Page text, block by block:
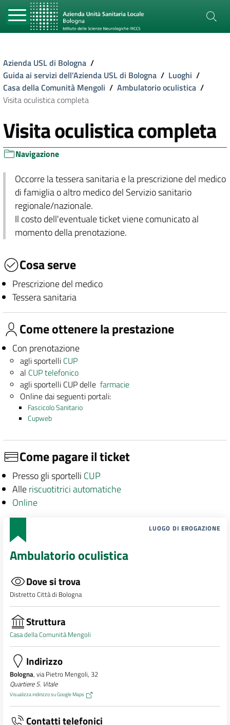
Azienda USL di Bologna /
Guida ai servizi dell'Azienda USL di Bologna / Luoghi /
Casa della Comunità Mengoli / Ambulatorio oculistica /
Visita oculistica completa
Visita oculistica completa
Navigazione
Occorre la tessera sanitaria e la prescrizione del medico
di famiglia o altro medico del Servizio sanitario
regionale/nazionale.
Il costo dell'eventuale ticket viene comunicato al
momento della prenotazione.
Cosa serve
Prescrizione del medico
Tessera sanitaria
Come ottenere la prestazione
Con prenotazione
agli sportelli CUP
al CUP telefonico
agli sportelli CUP dellefarmacie
Online dai seguenti portali:
Fascicolo Sanitario
Cupweb
Come pagare il ticket
Presso gli sportelli CUP
Alleriscuotitrici automatiche
Online
LUOGO DI EROGAZIONE
Ambulatorio oculistica
Dove si trova
Distretto Città di Bologna
Struttura
Casa della Comunità Mengoli
Indirizzo
Bologna, via Pietro Mengoli, 32
Quartiere S. Vitale
Visualizza indirizzo su Google Maps
Contatti telefonici